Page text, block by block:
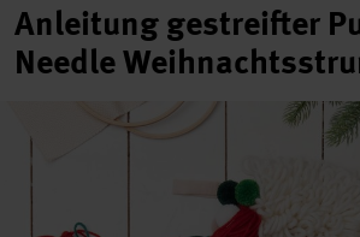
Anleitung gestreifter
Needle